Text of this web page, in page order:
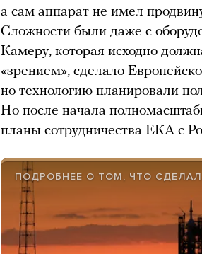
а сам аппарат не имел
Сложности были даже с
Камеру, которая исходно
«зрением», сделало
но технологию планировали
Но после начала
планы сотрудничества ЕКА с
ПОДРОБНЕЕ О ТОМ, ЧТО